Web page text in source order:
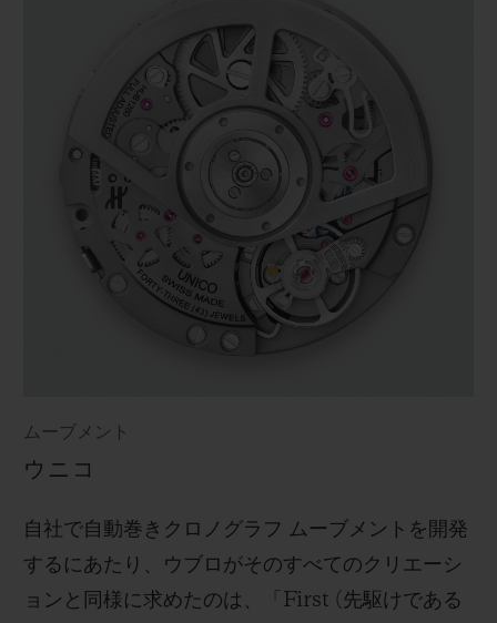
ムーブメント
ウニコ
自社で自動巻きクロノグラフ ムーブメントを開発
するにあたり、ウブロがそのすべてのクリエーシ
ョンと同様に求めたのは、「First (先駆けである